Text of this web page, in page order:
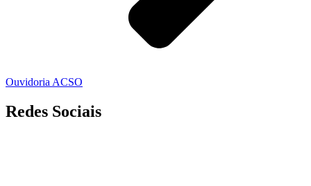
Ouvidoria ACSO
Redes Sociais